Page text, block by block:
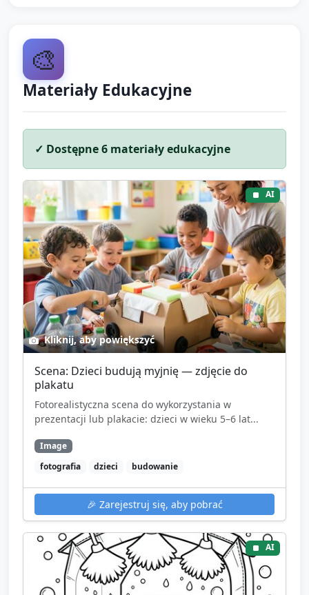
🎨
Materiały Edukacyjne
✓ Dostępne6 materiały edukacyjne
AI
Kliknij, aby powiększyć
Scena: Dzieci budują myjnię — zdjęcie do
plakatu
Fotorealistyczna scena do wykorzystania w
prezentacji lub plakacie: dzieci w wieku 5–6 lat...
Image
fotografia
dzieci budowanie
🎉 Zarejestruj się, aby pobrać
AI